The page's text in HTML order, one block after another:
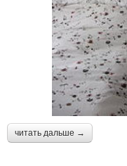
читать дальше →